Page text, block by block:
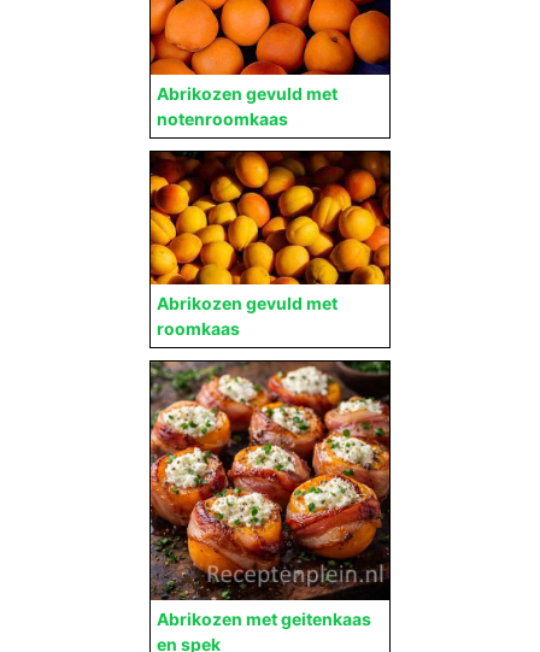
Abrikozen gevuld met
notenroomkaas
Abrikozen gevuld met
roomkaas
Abrikozen met geitenkaas
en spek